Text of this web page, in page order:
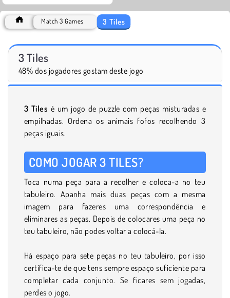
Match 3 Games 3 Tiles
3 Tiles
48% dos jogadores gostam deste jogo
3 Tiles é um jogo de puzzle com peças misturadas e
empilhadas. Ordena os animais fofos recolhendo 3
peças iguais.
COMO JOGAR 3 TILES?
Toca numa peça para a recolher e coloca-a no teu
tabuleiro. Apanha mais duas peças com a mesma
imagem para fazeres uma correspondência e
eliminares as peças. Depois de colocares uma peça no
teu tabuleiro, não podes voltar a colocá-la.
Há espaço para sete peças no teu tabuleiro, por isso
certifica-te de que tens sempre espaço suficiente para
completar cada conjunto. Se ficares sem jogadas,
perdes o jogo.